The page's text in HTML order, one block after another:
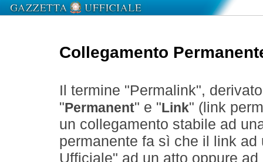
Collegamento
Il termine "Permalink",
" Permanent" e " Link" (link
un collegamento stabile ad
permanente fa sì che il link
Ufficiale" ad un atto oppure